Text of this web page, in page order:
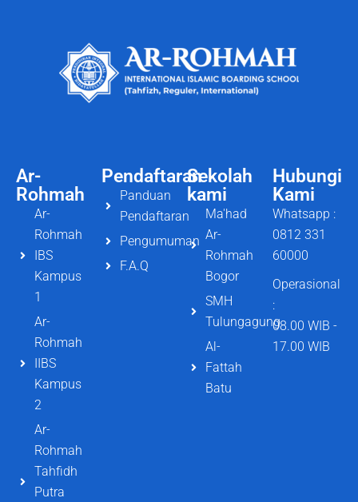
Ar-
Rohmah
Ar-
Rohmah
IBS
Kampus
1
Ar-
Rohmah
IIBS
Kampus
2
Ar-
Rohmah
Tahfidh
Putra
Pendaftaran
Panduan
Pendaftaran
Pengumuman
F.A.Q
Hubungi
Kami
Whatsapp :
0812 331
60000
Operasional
:
08.00 WIB -
17.00 WIB
Sekolah
kami
Ma'had
Ar-
Rohmah
Bogor
SMH
Tulungagung
Al-
Fattah
Batu